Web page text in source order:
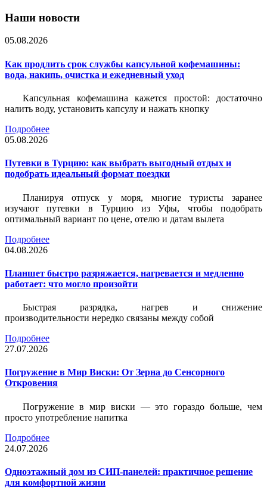
Наши новости
05.08.2026
Как продлить срок службы капсульной кофемашины:
вода, накипь, очистка и ежедневный уход
Капсульная кофемашина кажется простой: достаточно
налить воду, установить капсулу и нажать кнопку
Подробнее
05.08.2026
Путевки в Турцию: как выбрать выгодный отдых и
подобрать идеальный формат поездки
Планируя отпуск у моря, многие туристы заранее
изучают путевки в Турцию из Уфы, чтобы подобрать
оптимальный вариант по цене, отелю и датам вылета
Подробнее
04.08.2026
Планшет быстро разряжается, нагревается и медленно
работает: что могло произойти
Быстрая разрядка, нагрев и снижение
производительности нередко связаны между собой
Подробнее
27.07.2026
Погружение в Мир Виски: От Зерна до Сенсорного
Откровения
Погружение в мир виски — это гораздо больше, чем
просто употребление напитка
Подробнее
24.07.2026
Одноэтажный дом из СИП-панелей: практичное решение
для комфортной жизни